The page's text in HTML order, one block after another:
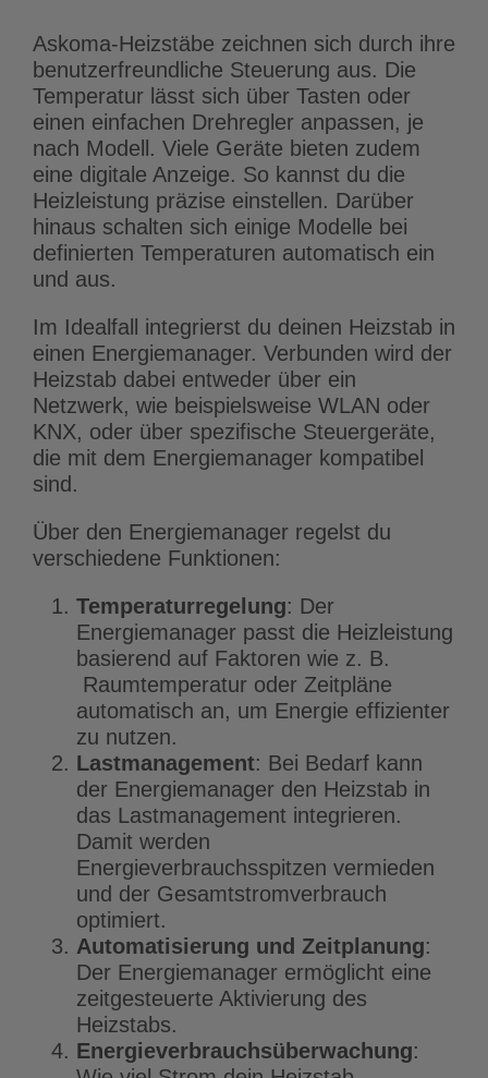
Askoma-Heizstäbe zeichnen sich durch ihre
benutzerfreundliche Steuerung aus. Die
Temperatur lässt sich über Tasten oder
einen einfachen Drehregler anpassen, je
nach Modell. Viele Geräte bieten zudem
eine digitale Anzeige. So kannst du die
Heizleistung präzise einstellen. Darüber
hinaus schalten sich einige Modelle bei
definierten Temperaturen automatisch ein
und aus.
Im Idealfall integrierst du deinen Heizstab in
einen Energiemanager. Verbunden wird der
Heizstab dabei entweder über ein
Netzwerk, wie beispielsweise WLAN oder
KNX, oder über spezifische Steuergeräte,
die mit dem Energiemanager kompatibel
sind.
Über den Energiemanager regelst du
verschiedene Funktionen:
Temperaturregelung: Der
Energiemanager passt die Heizleistung
basierend auf Faktoren wie z. B.
Raumtemperatur oder Zeitpläne
automatisch an, um Energie effizienter
zu nutzen.
Lastmanagement: Bei Bedarf kann
der Energiemanager den Heizstab in
das Lastmanagement integrieren.
Damit werden
Energieverbrauchsspitzen vermieden
und der Gesamtstromverbrauch
optimiert.
Automatisierung und Zeitplanung:
Der Energiemanager ermöglicht eine
zeitgesteuerte Aktivierung des
Heizstabs.
Energieverbrauchsüberwachung: